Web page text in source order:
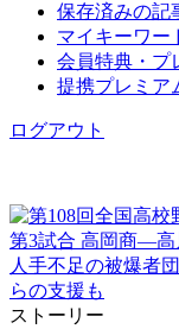
保存済みの記
マイキーワー
会員特典・プ
提携プレミア
ログアウト
第3試合 高岡商―高
人手不足の被爆者
らの支援も
ストーリー